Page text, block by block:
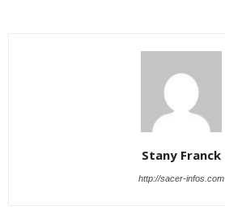
Stany Franck
http://sacer-infos.com